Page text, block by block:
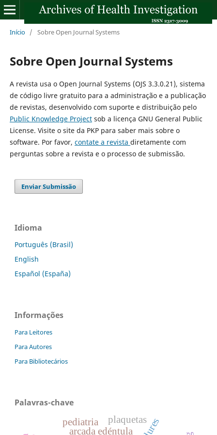
Início / Sobre Open Journal Systems
Sobre Open Journal Systems
A revista usa o Open Journal Systems (OJS 3.3.0.21), sistema
de código livre gratuito para a administração e a publicação
de revistas, desenvolvido com suporte e distribuição pelo
Public Knowledge Projectsob a licença GNU General Public
License. Visite o site da PKP para saber mais sobre o
software. Por favor, contate a revista diretamente com
perguntas sobre a revista e o processo de submissão.
Enviar Submissão
Idioma
Português (Brasil)
English
Español (España)
Informações
Para Leitores
Para Autores
Para Bibliotecários
Palavras-chave
arcada edéntula
pediatria plaquetas